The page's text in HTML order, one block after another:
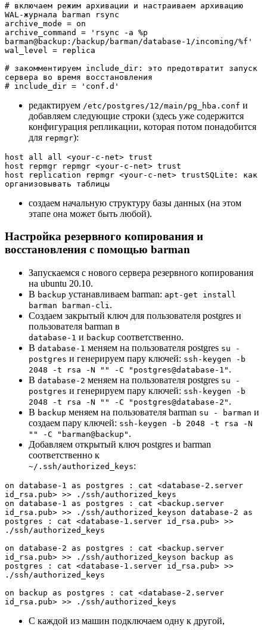
# включаем режим архивации и настраиваем архивацию
WAL-журнала barman rsync
archive_mode = on
archive_command = 'rsync -a %p
barman@backup:/backup/barman/database-1/incoming/%f'
wal_level = replica
# закомментируем include_dir: это предотвратит запуск
сервера во время восстановления
# include_dir = 'conf.d'
редактируем /etc/postgres/12/main/pg_hba.conf и
добавляем следующие строки (здесь уже содержится
конфигурация репликации, которая потом понадобится
для repmgr):
host all all <your-c-net> trust
host repmgr repmgr <your-c-net> trust
host replication repmgr <your-c-net> trustSQLite: как
создаем начальную структуру базы данных (на этом
этапе она может быть любой).
Настройка резервного копирования и
восстановления с помощью barman
Запускаемся с нового сервера резервного копирования
на ubuntu 20.10.
В backup устанавливаем barman: apt-get install
barman barman-cli.
Создаем закрытый ключ для пользователя postgres и
пользователя barman в
database-1 и backup соответственно.
В database-1 меняем на пользователя postgres su -
postgres и генерируем пару ключей: ssh-keygen -b
2048 -t rsa -N "" -C "postgres@database-1" .
В database-2 меняем на пользователя postgres su -
postgres и генерируем пару ключей: ssh-keygen -b
2048 -t rsa -N "" -C "postgres@database-2" .
В backup меняем на пользователя barman su - barman и
создаем пару ключей: ssh-keygen -b 2048 -t rsa -N
"" -C "barman@backup" .
Добавляем открытый ключ postgres и barman
соответственно к
~/.ssh/authorized_keys:
on database-1 as postgres : cat <database-2.server
id_rsa.pub> >> ./ssh/authorized_keys
on database-1 as postgres : cat <backup.server
id_rsa.pub> >> ./ssh/authorized_keyson database-2 as
postgres : cat <database-1.server id_rsa.pub> >>
./ssh/authorized_keys
on database-2 as postgres : cat <backup.server
id_rsa.pub> >> ./ssh/authorized_keyson backup as
postgres : cat <database-1.server id_rsa.pub> >>
./ssh/authorized_keys
on backup as postgres : cat <database-2.server
id_rsa.pub> >> ./ssh/authorized_keys
С каждой из машин подключаем одну к другой,